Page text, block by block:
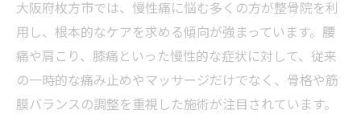
大阪府枚方市では、慢性痛に悩む多くの方が整骨院を利
用し、根本的なケアを求める傾向が強まっています。腰
痛や肩こり、膝痛といった慢性的な症状に対して、従来
の一時的な痛み止めやマッサージだけでなく、骨格や筋
膜バランスの調整を重視した施術が注目されています。